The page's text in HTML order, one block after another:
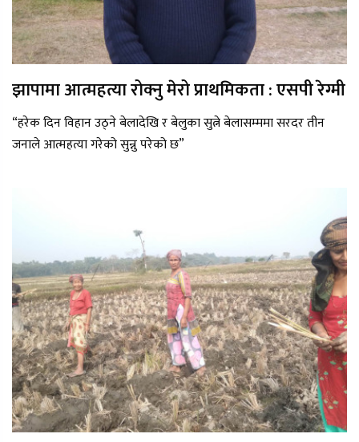
झापामा आत्महत्या रोक्नु मेरो प्राथमिकता : एसपी रेग्मी
“हरेक दिन विहान उठ्ने बेलादेखि र बेलुका सुत्ने बेलासम्ममा सरदर तीन
जनाले आत्महत्या गरेको सुन्नु परेको छ”